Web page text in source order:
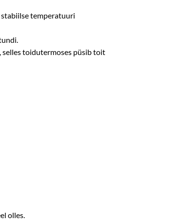
temperatuuri
selles toidutermoses püsib toit
olles.